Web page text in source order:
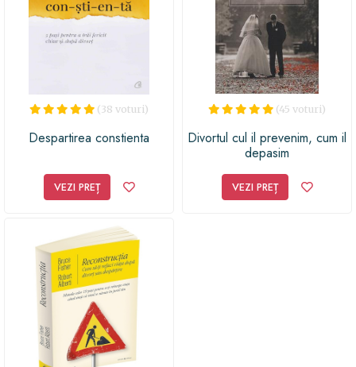
(38 voturi)
Despartirea constienta
VEZI PREȚ
(45 voturi)
Divortul cul il prevenim, cum il
depasim
VEZI PREȚ